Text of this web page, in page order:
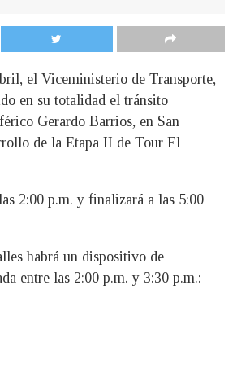
el Viceministerio de Transporte,
en su totalidad el tránsito
Gerardo Barrios, en San
de la Etapa II de Tour El
2:00 p.m. y finalizará a las 5:00
habrá un dispositivo de
entre las 2:00 p.m. y 3:30 p.m.: